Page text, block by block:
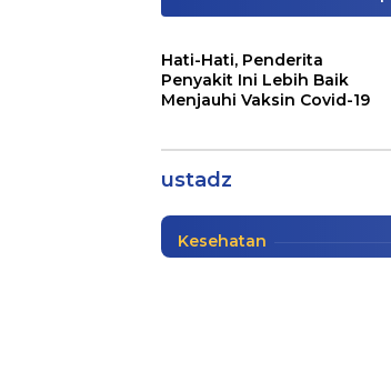
Hati-Hati, Penderita
Penyakit Ini Lebih Baik
Menjauhi Vaksin Covid-19
ustadz
Segera Cair
Info Sumatera Selatan
Kesehatan